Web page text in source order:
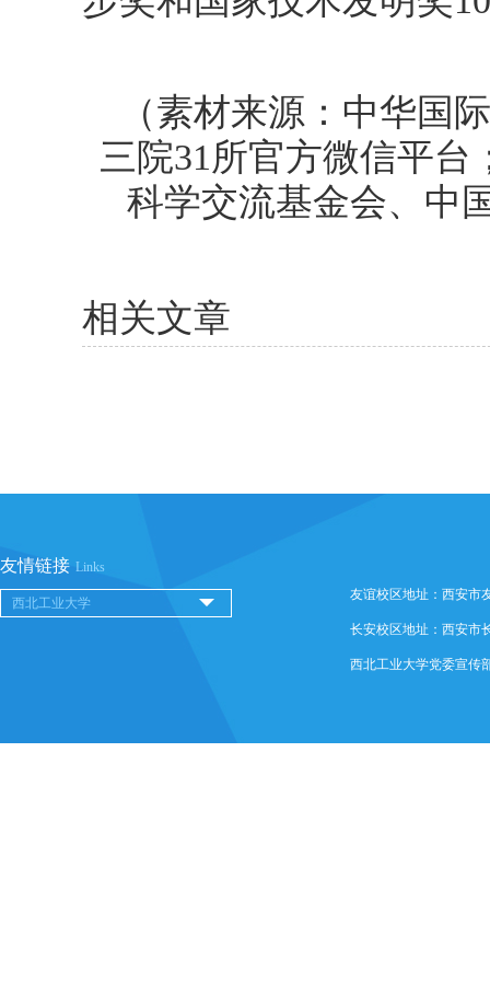
（素材来源：中华国
三院31所官方微信平台
科学交流基金会、中
相关文章
友情链接 Links
友谊校区地址：西安市
长安校区地址：西安市
西北工业大学党委宣传